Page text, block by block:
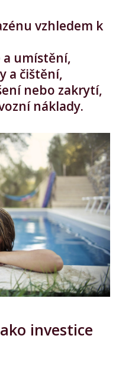
vzhledem k
a umístění,
a čištění,
nebo zakrytí,
náklady.
investice